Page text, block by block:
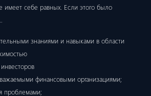
имеет себе равных. Если этого было
знаниями и навыками в области
финансовыми организациями;
проблемами;